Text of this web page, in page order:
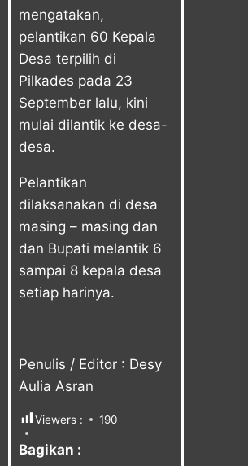
mengatakan,
pelantikan 60 Kepala
Desa terpilih di
Pilkades pada 23
September lalu, kini
mulai dilantik ke desa-
desa.
Pelantikan
dilaksanakan di desa
masing – masing dan
dan Bupati melantik 6
sampai 8 kepala desa
setiap harinya.
Penulis / Editor : Desy
Aulia Asran
Viewers : 190
Bagikan :